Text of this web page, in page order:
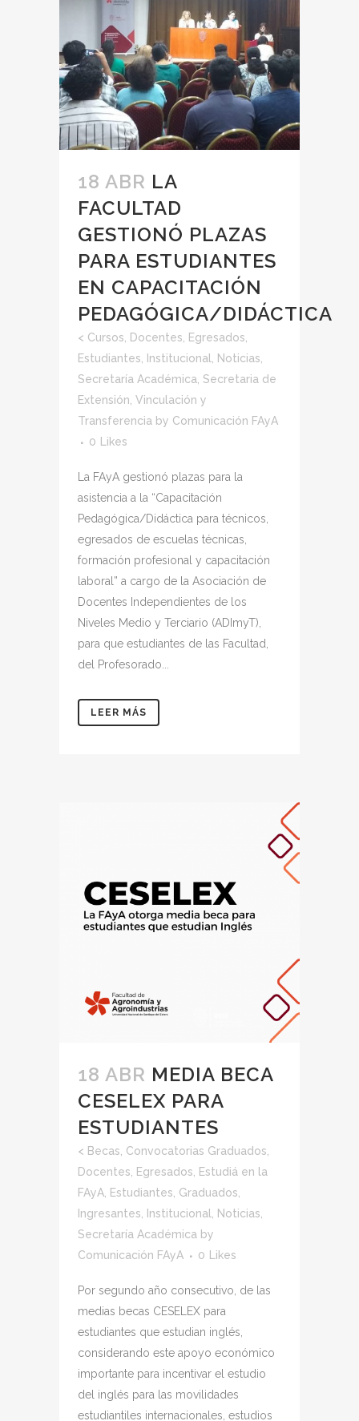
18 ABR LA
FACULTAD
GESTIONÓ PLAZAS
PARA ESTUDIANTES
EN CAPACITACIÓN
PEDAGÓGICA/DIDÁCTICA
< Cursos Docentes Egresados
Estudiantes
Institucional Noticias
Secretaría Académica Secretaria de
Extensión, Vinculación y
Transferencia by Comunicación FAyA
0
Likes
La FAyA gestionó plazas para la
asistencia a la “Capacitación
Pedagógica/Didáctica para técnicos,
egresados de escuelas técnicas,
formación profesional y capacitación
laboral” a cargo de la Asociación de
Docentes Independientes de los
Niveles Medio y Terciario (ADImyT),
para que estudiantes de las Facultad,
del Profesorado...
LEER MÁS
18 ABR MEDIA BECA
CESELEX PARA
ESTUDIANTES
< Becas Convocatorias Graduados
Docentes
Egresados
Estudiá en la
FAyA Estudiantes Graduados
Ingresantes
Institucional Noticias
Secretaría Académica by
Comunicación FAyA
0 Likes
Por segundo año consecutivo, de las
medias becas CESELEX para
estudiantes que estudian inglés,
considerando este apoyo económico
importante para incentivar el estudio
del inglés para las movilidades
estudiantiles internacionales, estudios